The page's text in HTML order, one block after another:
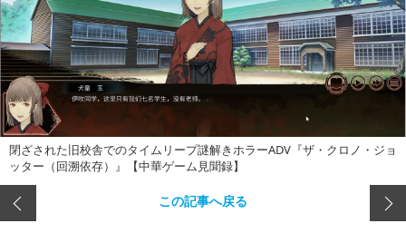
閉ざされた旧校舎でのタイムリープ謎解きホラーADV『ザ・クロノ・ジョ
ッター（回溯依存）』【中華ゲーム見聞録】
この記事へ戻る